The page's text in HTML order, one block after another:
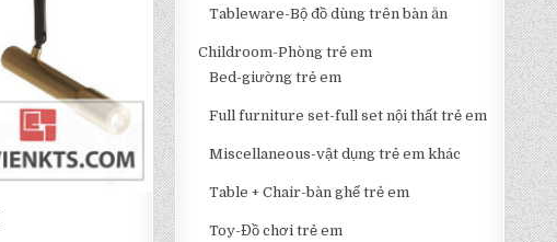
Tableware-Bộ đồ dùng trên bàn ăn
Childroom-Phòng trẻ em
Bed-giường trẻ em
Full furniture set-full set nội thất trẻ em
Miscellaneous-vật dụng trẻ em khác
Table + Chair-bàn ghế trẻ em
Toy-Đồ chơi trẻ em